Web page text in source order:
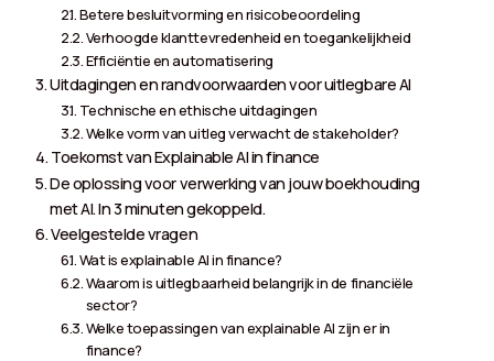
Betere besluitvorming en risicobeoordeling
Verhoogde klanttevredenheid en toegankelijkheid
Efficiëntie en automatisering
Uitdagingen en randvoorwaarden voor uitlegbare AI
Technische en ethische uitdagingen
Welke vorm van uitleg verwacht de stakeholder?
Toekomst van Explainable AI in finance
De oplossing voor verwerking van jouw boekhouding
met AI. In 3 minuten gekoppeld.
Veelgestelde vragen
Wat is explainable AI in finance?
Waarom is uitlegbaarheid belangrijk in de financiële
sector?
Welke toepassingen van explainable AI zijn er in
finance?